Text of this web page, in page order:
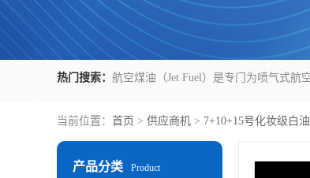
热门搜索：
当前位置： 首页 > 供应商机 > 7+10+15号化妆级白油
产品分类 Product